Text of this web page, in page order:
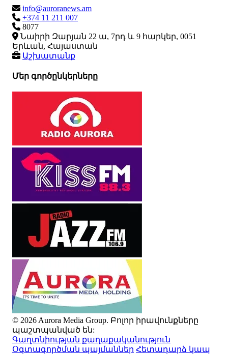
info@auroranews.am
+374 11 211 007
8077
Նաիրի Զարյան 22 ա, 7րդ և 9 հարկեր, 0051
Երևան, Հայաստան
Աշխատանք
Մեր գործընկերները
© 2026 Aurora Media Group. Բոլոր իրավունքները
պաշտպանված են:
Գաղտնիության քաղաքականություն
Օգտագործման պայմաններ Հետադարձ կապ